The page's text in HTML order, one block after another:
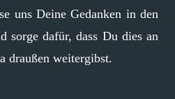
uns Deine Gedanken in den
sorge dafür, dass Du dies an
draußen weitergibst.